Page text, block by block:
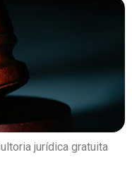
jurídica gratuita